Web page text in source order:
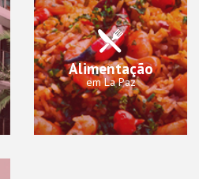
Alimentação
em La Paz